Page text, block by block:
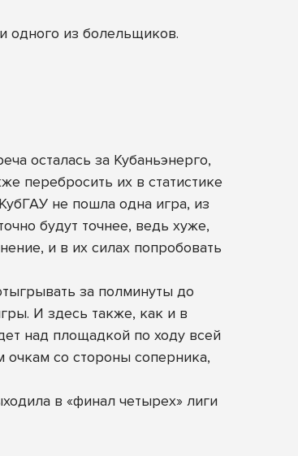
одного из болельщиков.
осталась за Кубаньэнерго,
перебросить их в статистике
не пошла одна игра, из
будут точнее, ведь хуже,
и в их силах попробовать
за полминуты до
И здесь также, как и в
над площадкой по ходу всей
со стороны соперника,
в «финал четырех» лиги